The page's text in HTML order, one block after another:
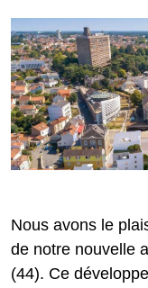
Nous avons le
de notre nouvelle
(44). Ce